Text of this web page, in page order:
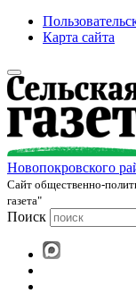
Карта сайта
Новопокровского
Cайт общественно-
газета"
Поиск